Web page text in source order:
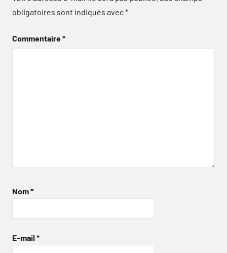
obligatoires sont indiqués avec*
Commentaire*
Nom*
E-mail *